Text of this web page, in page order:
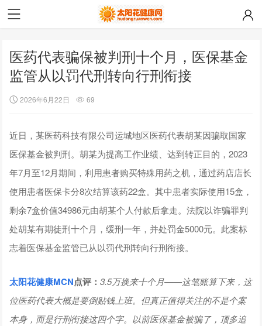
医药代表骗保被判刑十个月，医保基金
监管从以罚代刑转向行刑衔接
2026年6月22日 69
近日，某医药科技有限公司运城地区医药代表胡某因骗取国家
医保基金被判刑。胡某为提高工作业绩、达到转正目的，2023
年7月至12月期间，利用患者购买特殊用药之机，通过药店店长
使用患者医保卡分8次结算该药22盒。其中患者实际使用15盒，
剩余7盒价值34986元由胡某个人付款后拿走。法院以诈骗罪判
处胡某有期徒刑十个月，缓刑一年，并处罚金5000元。此案标
志着医保基金监管已从以罚代刑转向行刑衔接。
太阳花健康MCN点评：3.5万换来十个月——这笔账算下来，这
位医药代表大概是要倒贴钱上班。但真正值得关注的不是个案
本身，而是行刑衔接这四个字。以前医保基金被骗了，顶多追